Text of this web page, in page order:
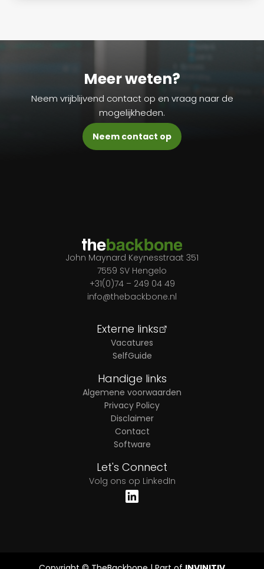
Meer weten?
Neem vrijblijvend contact op en vraag naar de
mogelijkheden.
Neem contact op
John Maynard Keynesstraat 351
7559 SV Hengelo
+31(0)74 – 249 04 49
info@thebackbone.nl
Externe links
Vacatures
SelfGuide
Handige links
Algemene voorwaarden
Privacy Policy
Disclaimer
Contact
Software
Let's Connect
Volg ons op LinkedIn